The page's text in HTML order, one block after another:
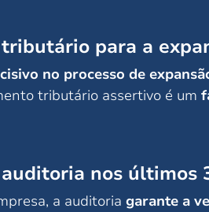
para a
no processo de
tributário assertivo é um
nos últimos
a auditoria garante a